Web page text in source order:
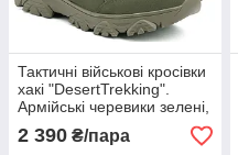
Тактичні військові кросівки
хакі "DesertTrekking".
Армійські черевики зелені,
original
2 390 ₴/пара